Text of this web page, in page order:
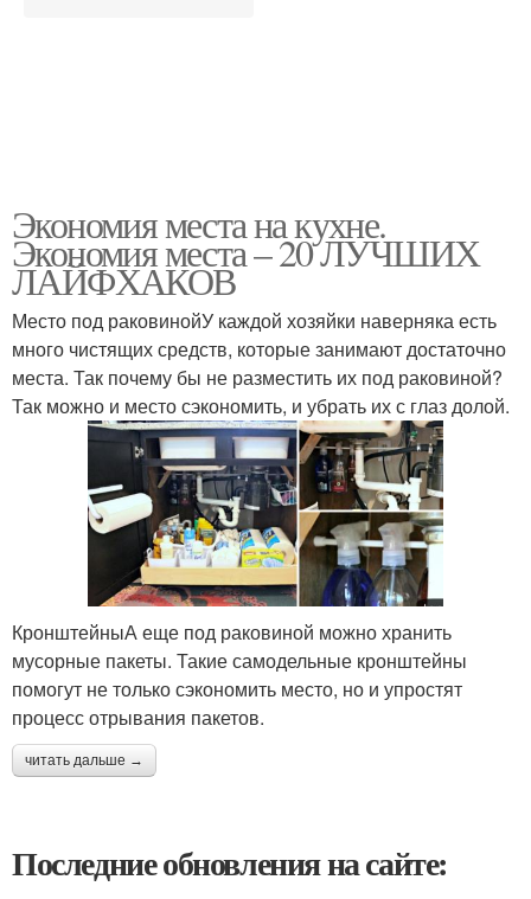
Экономия места на кухне.
Экономия места – 20 ЛУЧШИХ
ЛАЙФХАКОВ
Место под раковинойУ каждой хозяйки наверняка есть
много чистящих средств, которые занимают достаточно
места. Так почему бы не разместить их под раковиной?
Так можно и место сэкономить, и убрать их с глаз долой.
КронштейныА еще под раковиной можно хранить
мусорные пакеты. Такие самодельные кронштейны
помогут не только сэкономить место, но и упростят
процесс отрывания пакетов.
читать дальше →
Последние обновления на сайте: